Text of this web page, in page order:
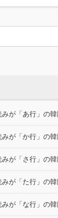
みが「あ行」の
みが「か行」の
みが「さ行」の
みが「た行」の
が「な行」の